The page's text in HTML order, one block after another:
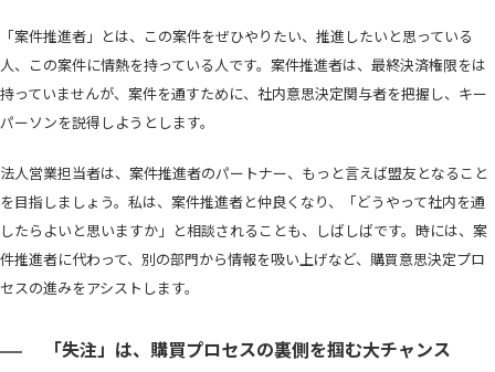
「案件推進者」とは、この案件をぜひやりたい、推進したいと思っている
人、この案件に情熱を持っている人です。案件推進者は、最終決済権限をは
持っていませんが、案件を通すために、社内意思決定関与者を把握し、キー
パーソンを説得しようとします。
法人営業担当者は、案件推進者のパートナー、もっと言えば盟友となること
を目指しましょう。私は、案件推進者と仲良くなり、「どうやって社内を通
したらよいと思いますか」と相談されることも、しばしばです。時には、案
件推進者に代わって、別の部門から情報を吸い上げなど、購買意思決定プロ
セスの進みをアシストします。
「失注」は、購買プロセスの裏側を掴む大チャンス